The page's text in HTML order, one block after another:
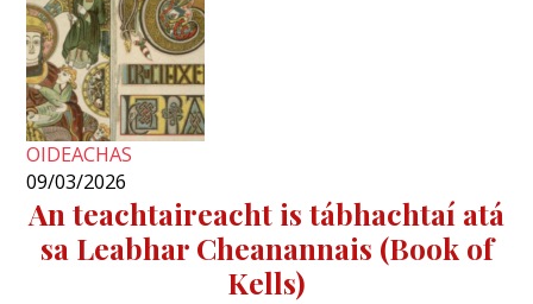
OIDEACHAS
09/03/2026
An teachtaireacht is tábhachtaí atá
sa Leabhar Cheanannais (Book of
Kells)